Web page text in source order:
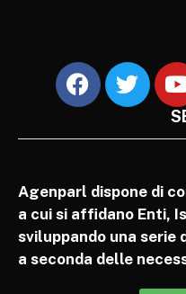
Agenparl dispone di
a cui si affidano Enti,
sviluppando una serie
a seconda delle